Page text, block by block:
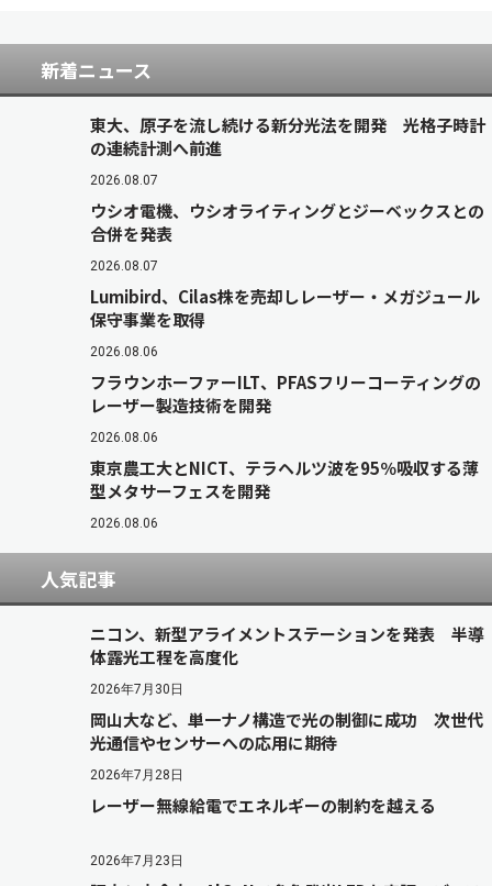
新着ニュース
東大、原子を流し続ける新分光法を開発 光格子時計
の連続計測へ前進
2026.08.07
ウシオ電機、ウシオライティングとジーベックスとの
合併を発表
2026.08.07
Lumibird、Cilas株を売却しレーザー・メガジュール
保守事業を取得
2026.08.06
フラウンホーファーILT、PFASフリーコーティングの
レーザー製造技術を開発
2026.08.06
東京農工大とNICT、テラヘルツ波を95％吸収する薄
型メタサーフェスを開発
2026.08.06
人気記事
ニコン、新型アライメントステーションを発表 半導
体露光工程を高度化
2026年7月30日
岡山大など、単一ナノ構造で光の制御に成功 次世代
光通信やセンサーへの応用に期待
2026年7月28日
レーザー無線給電でエネルギーの制約を越える
2026年7月23日